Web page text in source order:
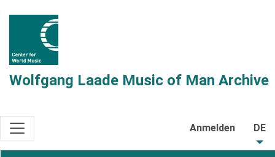
Wolfgang Laade Music of Man Archive
Anmelden DE